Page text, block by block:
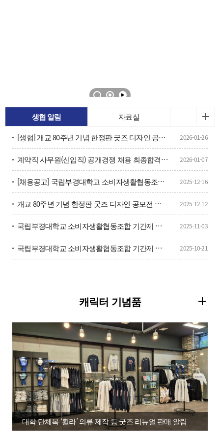
생협 알림
자료실
[생협] 개교 80주년 기념 한정판 굿즈 디자인 공모전 수상작 발표
2026-01-26
계약직 사무원(신입직) 공개경쟁 채용 최종합격자 공고 2026-01-07
[채용공고] 국립부경대학교 소비자생활협동조합 계약직 사무원(신입직) 채용 공고 2025-12-16
개교 80주년 기념 한정판 굿즈 디자인 공모전 공고 안내 2025-12-12
국립부경대학교 소비자생활협동조합 기간제 사무원(육아휴직 대체) 공개경쟁 채용시험 서류전형 합격자(면접전형 대상자) 공고 2025-11-03
국립부경대학교 소비자생활협동조합 기간제 사무원(육아휴직대체) 채용 공고 2025-10-21
캐릭터 기념품
대학 단체복 ‘휠라’ 의류 제작 등 굿즈 리뉴얼 판매 알림